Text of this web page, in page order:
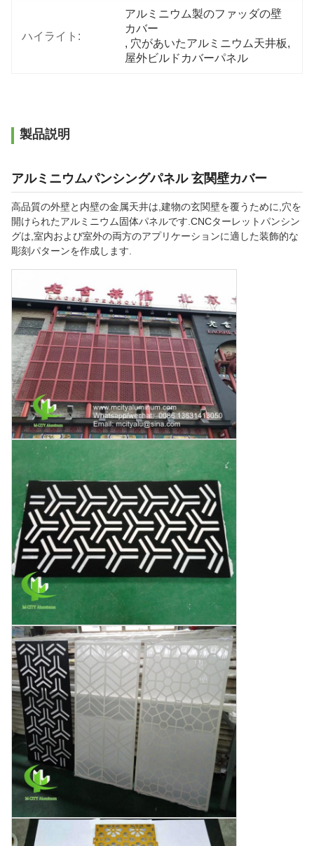
ハイライト:
アルミニウム製のファッダの壁
カバー
, 穴があいたアルミニウム天井板
屋外ビルドカバーパネル
製品説明
アルミニウムパンシングパネル 玄関壁カバー
高品質の外壁と内壁の金属天井は,建物の玄関壁を覆うために,穴を
開けられたアルミニウム固体パネルです.CNCターレットパンシン
グは,室内および室外の両方のアプリケーションに適した装飾的な
彫刻パターンを作成します.